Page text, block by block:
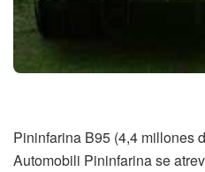
Pininfarina B95 (4,4 millones
Automobili Pininfarina se